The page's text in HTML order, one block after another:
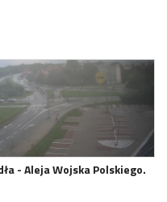
- Aleja Wojska Polskiego.